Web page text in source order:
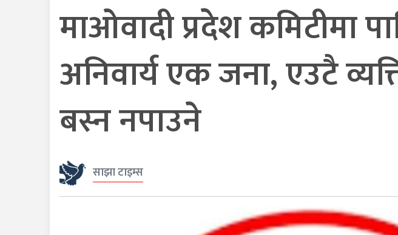
माओवादी प्रदेश कमिटीमा
अनिवार्य एक जना, एउटै
बस्न नपाउने
साझा टाइम्स